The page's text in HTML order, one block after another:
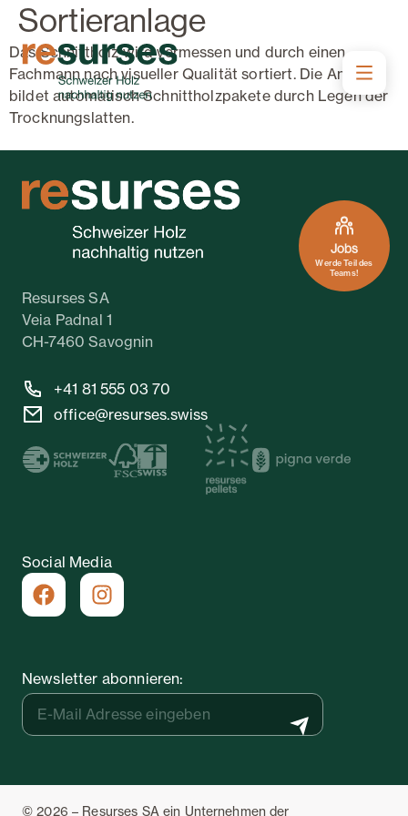
Jobs
Werde Teil des
Teams!
Sortieranlage
Das Schnittholz wird vermessen und durch einen
Fachmann nach visueller Qualität sortiert. Die Anlage
bildet automatisch Schnittholzpakete durch Legen der
Trocknungslatten.
Resurses SA
Veia Padnal 1
CH-7460 Savognin
+41 81 555 03 70
office@resurses.swiss
Social Media
Newsletter abonnieren:
© 2026 – Resurses SA ein Unternehmen der